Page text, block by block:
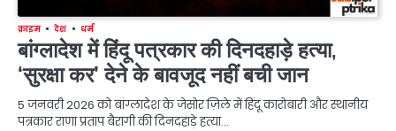
क्राइम देश धर्म
बांग्लादेश में हिंदू पत्रकार की दिनदहाड़े हत्या,
‘सुरक्षा कर’ देने के बावजूद नहीं बची जान
5 जनवरी 2026 को बांग्लादेश के जेसोर ज़िले में हिंदू कारोबारी और स्थानीय
पत्रकार राणा प्रताप बैरागी की दिनदहाड़े हत्या…